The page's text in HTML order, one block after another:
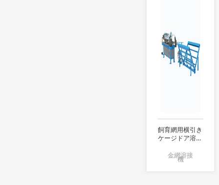
飼育網用横引き
ケージドア溶接
金網溶接
機